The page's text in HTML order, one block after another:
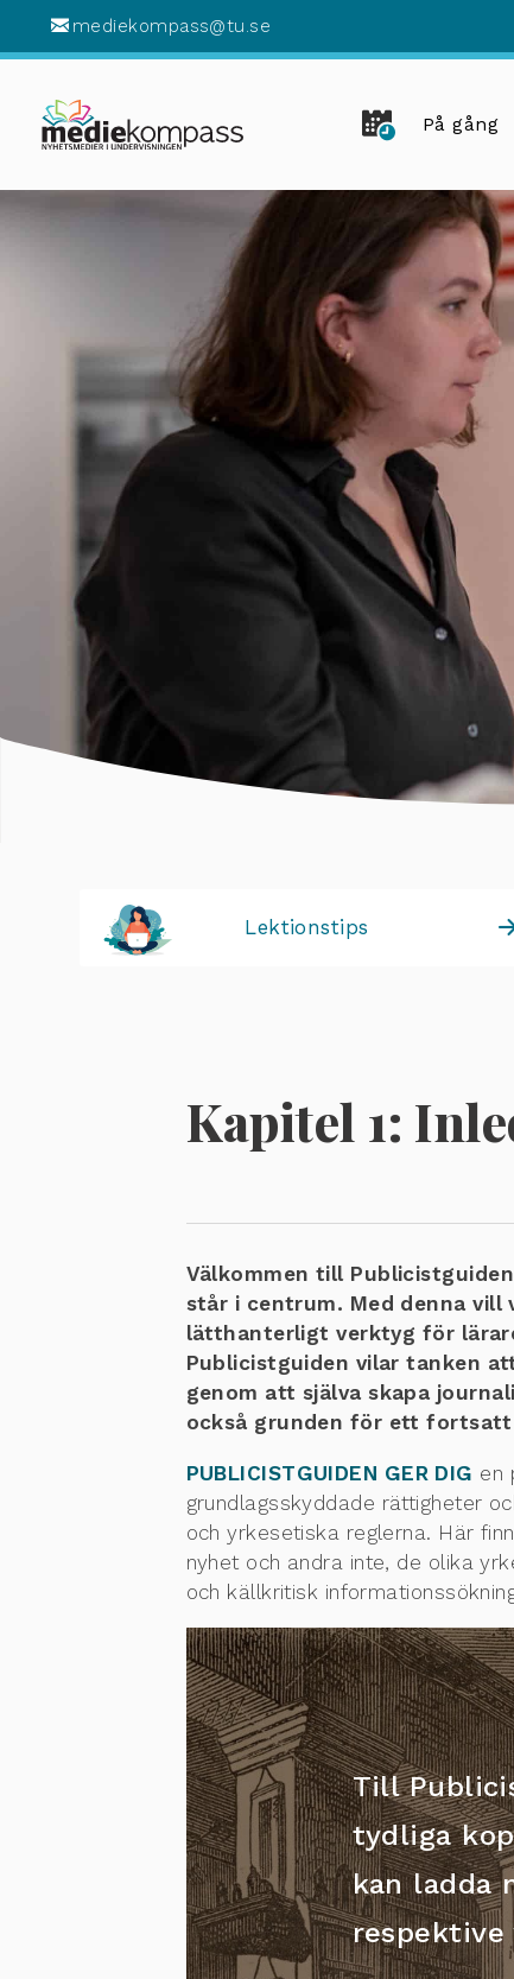
mediekompass@tu.se
På gång
Lektionstips
Kapitel 1:
Välkommen till
står i centrum. Med denna
lätthanterligt verktyg för
Publicistguiden vilar tanken
genom att själva skapa
också grunden för ett fortsatt
PUBLICISTGUIDEN GER DIG en
grundlagsskyddade rättigheter
och yrkesetiska reglerna. Här
nyhet och andra inte, de olika
och källkritisk
Till
tydliga
kan ladda
respektive